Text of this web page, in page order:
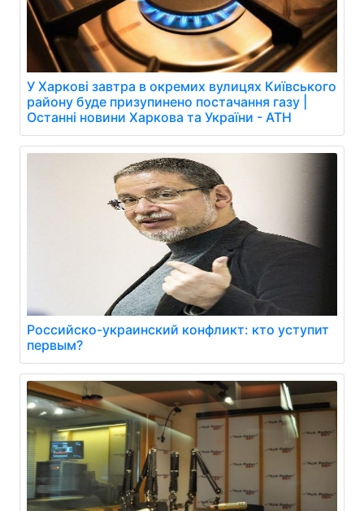
У Харкові завтра в окремих вулицях Київського
району буде призупинено постачання газу |
Останні новини Харкова та України - АТН
Российско-украинский конфликт: кто уступит
первым?